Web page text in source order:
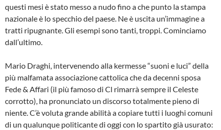
questi mesi è stato messo a nudo fino a che punto la stampa
nazionale è lo specchio del paese. Ne è uscita un’immagine a
tratti ripugnante. Gli esempi sono tanti, troppi. Cominciamo
dall’ultimo.
Mario Draghi, intervenendo alla kermesse “suoni e luci” della
più malfamata associazione cattolica che da decenni sposa
Fede & Affari (il più famoso di Cl rimarrà sempre il Celeste
corrotto), ha pronunciato un discorso totalmente pieno di
niente. C’è voluta grande abilità a copiare tutti i luoghi comuni
di un qualunque politicante di oggi con lo spartito già usurato: